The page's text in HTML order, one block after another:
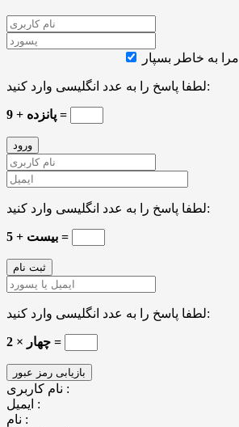
مرا به خاطر بسپار
لطفا پاسخ را به عدد انگلیسی وارد کنید:
پانزده + 9 =
لطفا پاسخ را به عدد انگلیسی وارد کنید:
بیست + 5 =
لطفا پاسخ را به عدد انگلیسی وارد کنید:
چهار × 2 =
نام کاربری :
ایمیل :
نام :